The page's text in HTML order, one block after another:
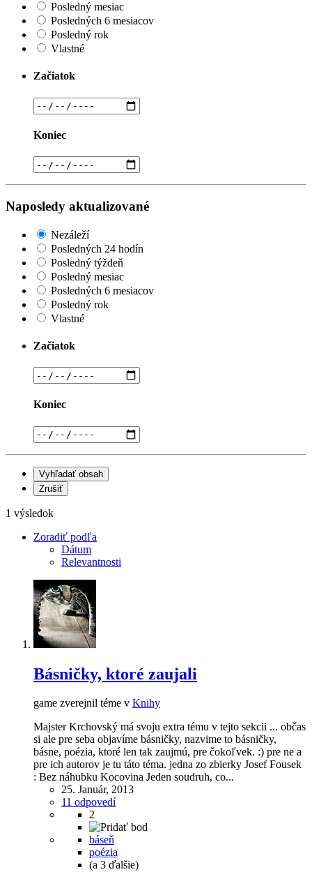
Posledný mesiac
Posledných 6 mesiacov
Posledný rok
Vlastné
Začiatok
Koniec
Naposledy aktualizované
Nezáleží
Posledných 24 hodín
Posledný týždeň
Posledný mesiac
Posledných 6 mesiacov
Posledný rok
Vlastné
Začiatok
Koniec
Vyhľadať obsah
Zrušiť
1 výsledok
Zoradiť podľa
Dátum
Relevantnosti
Básničky, ktoré zaujali
game zverejnil téme v Knihy
Majster Krchovský má svoju extra tému v tejto sekcii ... občas
si ale pre seba objavíme básničky, nazvime to básničky,
básne, poézia, ktoré len tak zaujmú, pre čokoľvek. :) pre ne a
pre ich autorov je tu táto téma. jedna zo zbierky Josef Fousek
: Bez náhubku Kocovina Jeden soudruh, co...
25. Január, 2013
11 odpovedí
2
báseň
poézia
(a 3 ďalšie)